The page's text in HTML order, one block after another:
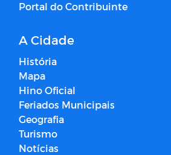
Portal do Contribuinte
A Cidade
História
Mapa
Hino Oficial
Feriados Municipais
Geografia
Turismo
Notícias